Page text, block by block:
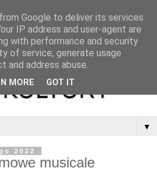
▼
2022
musicale
Google to deliver its services
IP address and user-agent are
with performance and security
of service, generate usage
address abuse.
MORE GOT IT